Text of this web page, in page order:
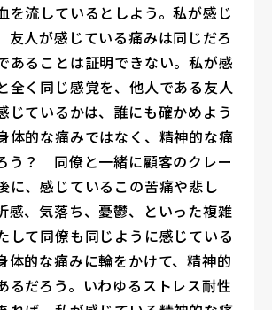
を流しているとしよう。私が感じ
友人が感じている痛みは同じだろ
ることは証明できない。私が感
全く同じ感覚を、他人である友人
じているかは、誰にも確かめよう
体的な痛みではなく、精神的な痛
う？ 同僚と一緒に顧客のクレー
に、感じているこの苦痛や悲し
感、気落ち、憂鬱、といった複雑
して同僚も同じように感じている
的な痛みに輪をかけて、精神的
るだろう。いわゆるストレス耐性